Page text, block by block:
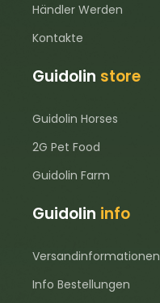
Händler Werden
Kontakte
Guidolin store
Guidolin Horses
2G Pet Food
Guidolin Farm
Guidolin info
Versandinformationen
Info Bestellungen